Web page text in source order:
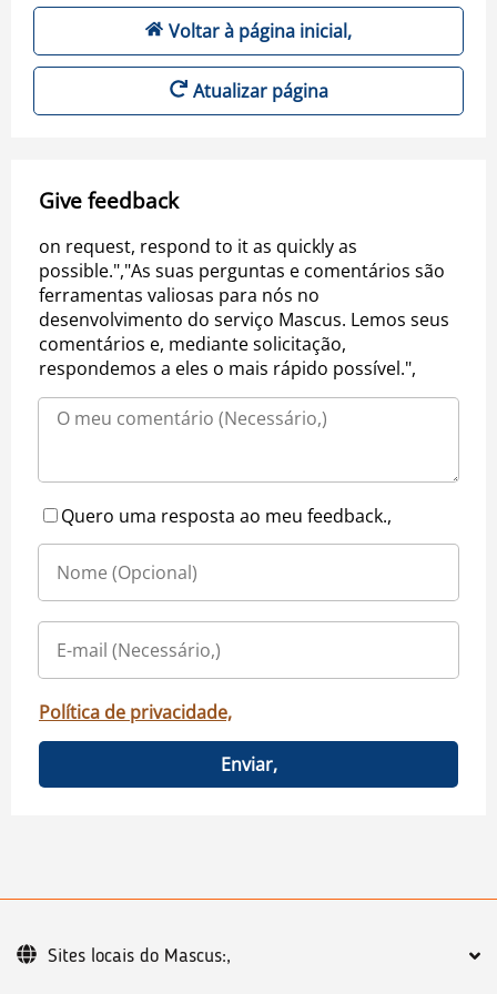
Voltar à página inicial,
Atualizar página
Give feedback
on request, respond to it as quickly as
possible.","As suas perguntas e comentários são
ferramentas valiosas para nós no
desenvolvimento do serviço Mascus. Lemos seus
comentários e, mediante solicitação,
respondemos a eles o mais rápido possível.",
Quero uma resposta ao meu feedback.,
Política de privacidade,
Enviar,
Sites locais do Mascus:,